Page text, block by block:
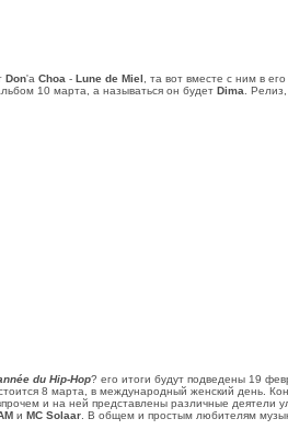
Don'a Choa - Lune de Miel , та вот вместе с ним в
10 марта, а называться он будет Dima .
du Hip-Hop? его итоги будут подведены 19
8 марта, в международный женский день.
и на ней представлены различные деятели
и MC Solaar . В общем и простым любителям